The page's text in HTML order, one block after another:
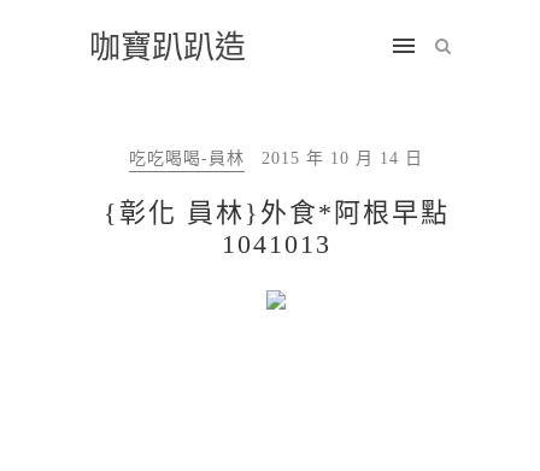
咖寶趴趴造
吃吃喝喝-員林 2015 年 10 月 14 日
{彰化 員林}外食*阿根早點
1041013